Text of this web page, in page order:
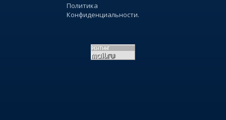
Политика
Конфиденциальности.